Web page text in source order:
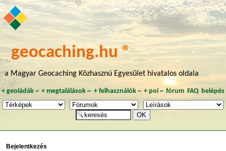
geocaching.hu ®
a Magyar Geocaching Közhasznú Egyesület hivatalos oldala
+ geoládák~ +megtalálások ~ + felhasználók~ + poi~ fórum FAQ belépés
Bejelentkezés